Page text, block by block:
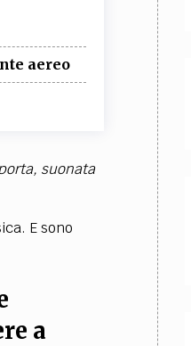
aereo
suonata
E sono
a